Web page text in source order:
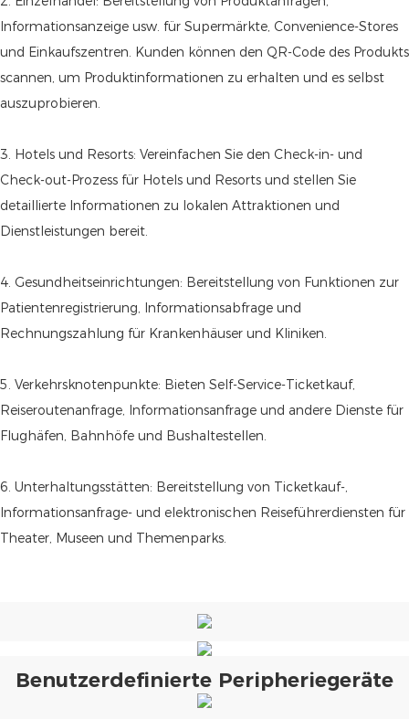
Informationsanzeige usw. für Supermärkte, Convenience-Stores
und Einkaufszentren. Kunden können den QR-Code des Produkts
scannen, um Produktinformationen zu erhalten und es selbst
auszuprobieren.
3. Hotels und Resorts: Vereinfachen Sie den Check-in- und
Check-out-Prozess für Hotels und Resorts und stellen Sie
detaillierte Informationen zu lokalen Attraktionen und
Dienstleistungen bereit.
4. Gesundheitseinrichtungen: Bereitstellung von Funktionen zur
Patientenregistrierung, Informationsabfrage und
Rechnungszahlung für Krankenhäuser und Kliniken.
5. Verkehrsknotenpunkte: Bieten Self-Service-Ticketkauf,
Reiseroutenanfrage, Informationsanfrage und andere Dienste für
Flughäfen, Bahnhöfe und Bushaltestellen.
6. Unterhaltungsstätten: Bereitstellung von Ticketkauf-,
Informationsanfrage- und elektronischen Reiseführerdiensten für
Theater, Museen und Themenparks.
Benutzerdefinierte Peripheriegeräte